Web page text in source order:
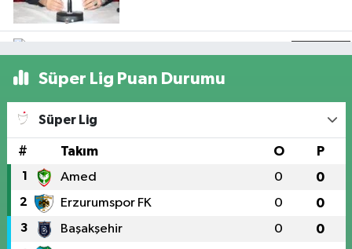
dâhil edilmeli'
Süper Lig Puan Durumu
Süper Lig
# Takım O P
1 Amed 0 0
2 Erzurumspor FK 0 0
3 Başakşehir 0 0